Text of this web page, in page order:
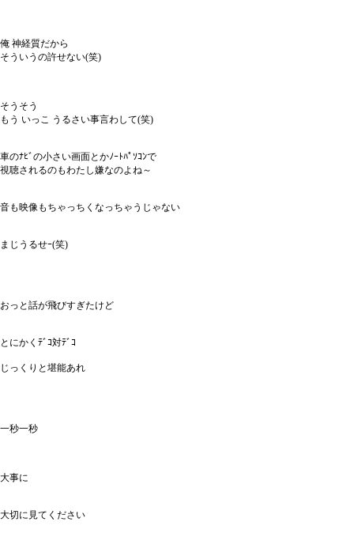
俺 神経質だから
そういうの許せない(笑)
そうそう
もう いっこ うるさい事言わして(笑)
車のﾅﾋﾞの小さい画面とかﾉｰﾄﾊﾟｿｺﾝで
視聴されるのもわたし嫌なのよね～
音も映像もちゃっちくなっちゃうじゃない
まじうるせｰ(笑)
おっと話が飛びすぎたけど
とにかくﾃﾞｺ対ﾃﾞｺ
じっくりと堪能あれ
一秒一秒
大事に
大切に見てください